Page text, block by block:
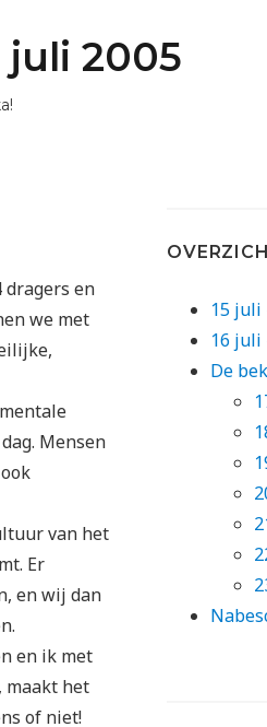
juli 2005
dragers en
we met
Mensen
van het
Er
en wij dan
en ik met
maakt het
of niet!
15 juli
16 juli
De